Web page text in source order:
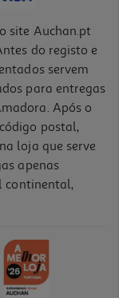
site Auchan.pt
do registo e
servem
para entregas
Após o
postal,
loja que serve
apenas
continental,